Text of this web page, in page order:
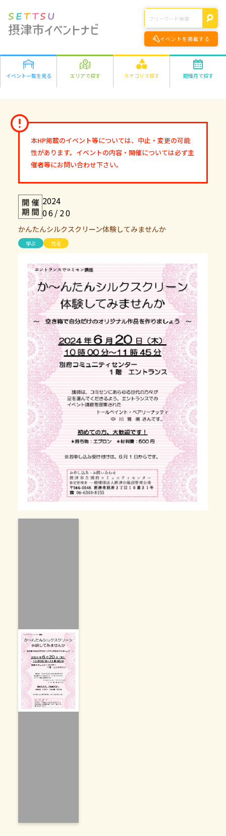
イベントを掲載する
イベント一覧を見る エリアで探す
正雀
味生・別府
鳥飼
オンライン
その他
カテゴリで探す
作る
健康・きれい
オンライン
ファミリー
開催月で探す
1月
9月 10月 11月 12月
2027年
2月 3月 4月 5月
10月 11月 12月
本HP掲載のイベント等については、中止・変更の可能
性があります。イベントの内容・開催については必ず主
催者等にお問い合わせ下さい。
2024
06/20
かんたんシルクスクリーン体験してみませんか
学ぶ 作る